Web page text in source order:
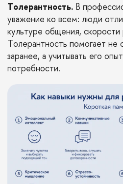
Толерантность. В
уважение ко всем: люди
культуре общения, скорости
Толерантность помогает не
заранее, а учитывать его
потребности.